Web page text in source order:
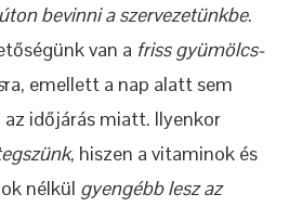
bevinni a szervezetünkbe.
van a friss gyümölcs-
ra, emellett a nap alatt sem
időjárás miatt. Ilyenkor
, hiszen a vitaminok és
nélkül gyengébb lesz az